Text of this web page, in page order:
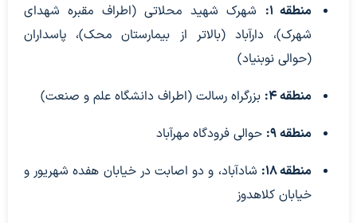
منطقه ۱:
شهرک شهید محلاتی (اطراف مقبره شهدای
شهرک)، دارآباد (بالاتر از بیمارستان محک)، پاسداران
(حوالی نوبنیاد)
منطقه ۴:
بزرگراه رسالت (اطراف دانشگاه علم و صنعت)
منطقه ۹:
حوالی فرودگاه مهرآباد
منطقه ۱۸:
شادآباد، و دو اصابت در خیابان هفده شهریور و
خیابان کلاهدوز